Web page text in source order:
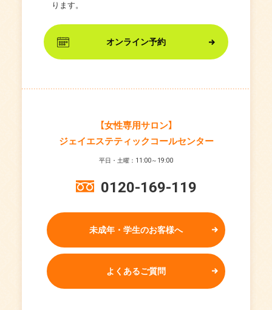
ります。
オンライン予約
【女性専用サロン】
ジェイエステティックコールセンター
平日・土曜：11:00～19:00
0120-169-119
未成年・学生のお客様へ
よくあるご質問